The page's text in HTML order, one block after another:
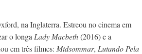
na Inglaterra. Estreou no cinema em
o longa Lady Macbeth(2016) e a
em três filmes: Midsommar, Lutando Pela